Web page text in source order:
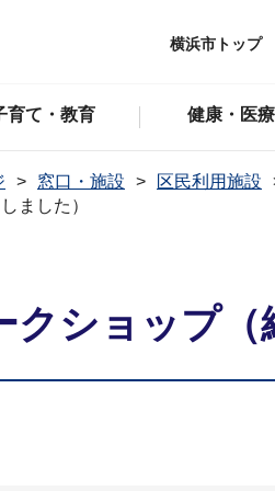
横浜市トップ
育て・教育 健康・医
窓口・施設 区民利用施設
ました）
ショップ（